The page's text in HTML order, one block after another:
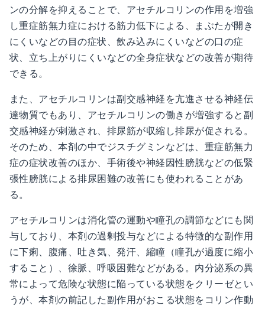
ンの分解を抑えることで、アセチルコリンの作用を増強
し重症筋無力症における筋力低下による、まぶたが開き
にくいなどの目の症状、飲み込みにくいなどの口の症
状、立ち上がりにくいなどの全身症状などの改善が期待
できる。
また、アセチルコリンは副交感神経を亢進させる神経伝
達物質でもあり、アセチルコリンの働きが増強すると副
交感神経が刺激され、排尿筋が収縮し排尿が促される。
そのため、本剤の中でジスチグミンなどは、重症筋無力
症の症状改善のほか、手術後や神経因性膀胱などの低緊
張性膀胱による排尿困難の改善にも使われることがあ
る。
アセチルコリンは消化管の運動や瞳孔の調節などにも関
与しており、本剤の過剰投与などによる特徴的な副作用
に下痢、腹痛、吐き気、発汗、縮瞳（瞳孔が過度に縮小
すること）、徐脈、呼吸困難などがある。内分泌系の異
常によって危険な状態に陥っている状態をクリーゼとい
うが、本剤の前記した副作用がおこる状態をコリン作動